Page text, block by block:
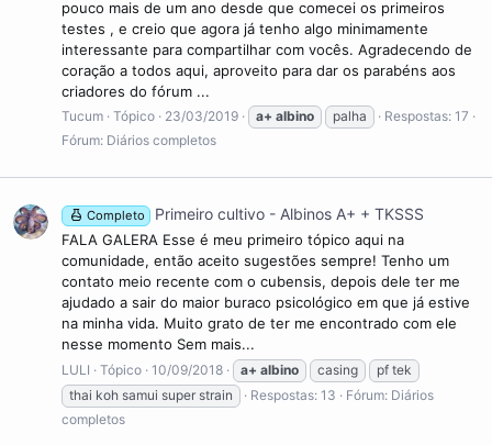
pouco mais de um ano desde que comecei os primeiros
testes , e creio que agora já tenho algo minimamente
interessante para compartilhar com vocês. Agradecendo de
coração a todos aqui, aproveito para dar os parabéns aos
criadores do fórum ...
Tucum Tópico 23/03/2019 a+ albino palha
Respostas: 17
Fórum: Diários completos
Completo Primeiro cultivo - Albinos A+ + TKSSS
FALA GALERA Esse é meu primeiro tópico aqui na
comunidade, então aceito sugestões sempre! Tenho um
contato meio recente com o cubensis, depois dele ter me
ajudado a sair do maior buraco psicológico em que já estive
na minha vida. Muito grato de ter me encontrado com ele
nesse momento Sem mais...
LULI Tópico 10/09/2018 a+ albino casing
pf tek
thai koh samui super strain
Respostas: 13 Fórum: Diários
completos